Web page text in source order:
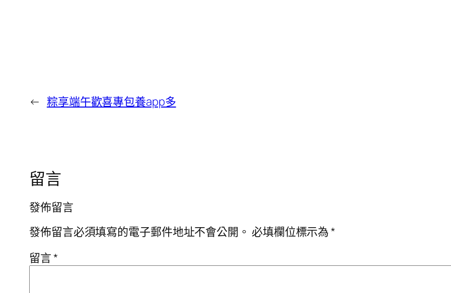
← 粽享端午歡喜專包養app多
留言
發佈留言
發佈留言必須填寫的電子郵件地址不會公開。 必填欄位標示為*
留言*